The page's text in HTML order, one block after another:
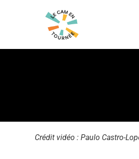
Crédit vidéo : Paulo Castro-